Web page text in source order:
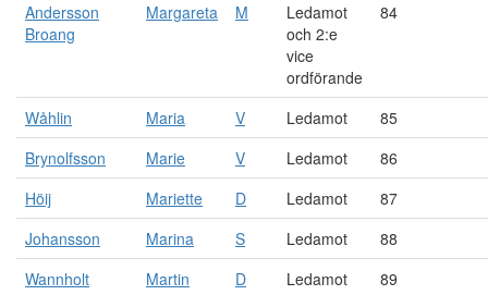
Andersson
Broang
Margareta M
Ledamot
och 2:e
vice
ordförande
84
Wåhlin Maria V Ledamot
85
Brynolfsson
Marie V Ledamot
86
Höij
Mariette D Ledamot
87
Johansson
Marina S Ledamot
88
Wannholt
Martin D Ledamot
89